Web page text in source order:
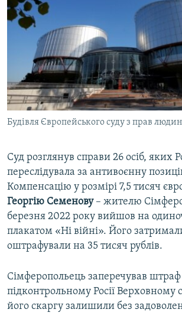
Будівля Європейського суду з прав
Суд розглянув справи 26 осіб, яких
переслідувала за антивоєнну
Компенсацію у розмірі 7,5 тисяч
Георгію Семенову– жителю
березня 2022 року вийшов на
плакатом «Ні війні». Його
оштрафували на 35 тисяч рублів.
Сімферопольець заперечував
підконтрольному Росії Верховному
його скаргу залишили без